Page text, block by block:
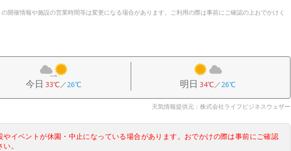
開催情報や施設の営業時間等は変更になる場合があります。ご利用の際は事前にご確認の上おでかけく
今日 33℃／26℃ 明日 34℃／26℃
天気情報提供元：株式会社ライフビジネスウェザー
イベントが休園・中止になっている場合があります。おでかけの際は事前にご確認
。